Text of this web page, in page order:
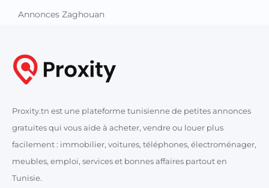
Annonces Zaghouan
Proxity.tn est une plateforme tunisienne de petites annonces
gratuites qui vous aide à acheter, vendre ou louer plus
facilement : immobilier, voitures, téléphones, électroménager,
meubles, emploi, services et bonnes affaires partout en
Tunisie.